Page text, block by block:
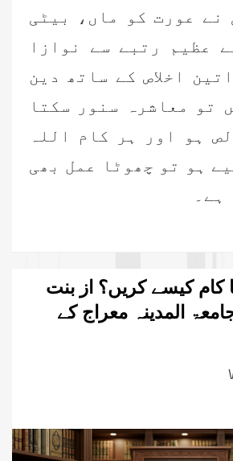
نے عورت کو ماں، بیٹی
عظیم رتبے سے نوازا
اخلاص کے ساتھ دین
تو معاشرہ سنور سکتا
ہو اور ہر کام اللہ
ہو تو چھوٹا عمل بھی
ہے۔
کام کیسے کریں؟ از بنت
المدینہ معراج کے